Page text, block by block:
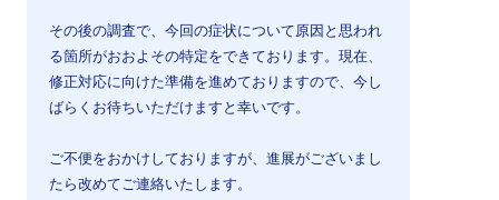
その後の調査で、今回の症状について原因と思われ
る箇所がおおよその特定をできております。現在、
修正対応に向けた準備を進めておりますので、今し
ばらくお待ちいただけますと幸いです。
ご不便をおかけしておりますが、進展がございまし
たら改めてご連絡いたします。